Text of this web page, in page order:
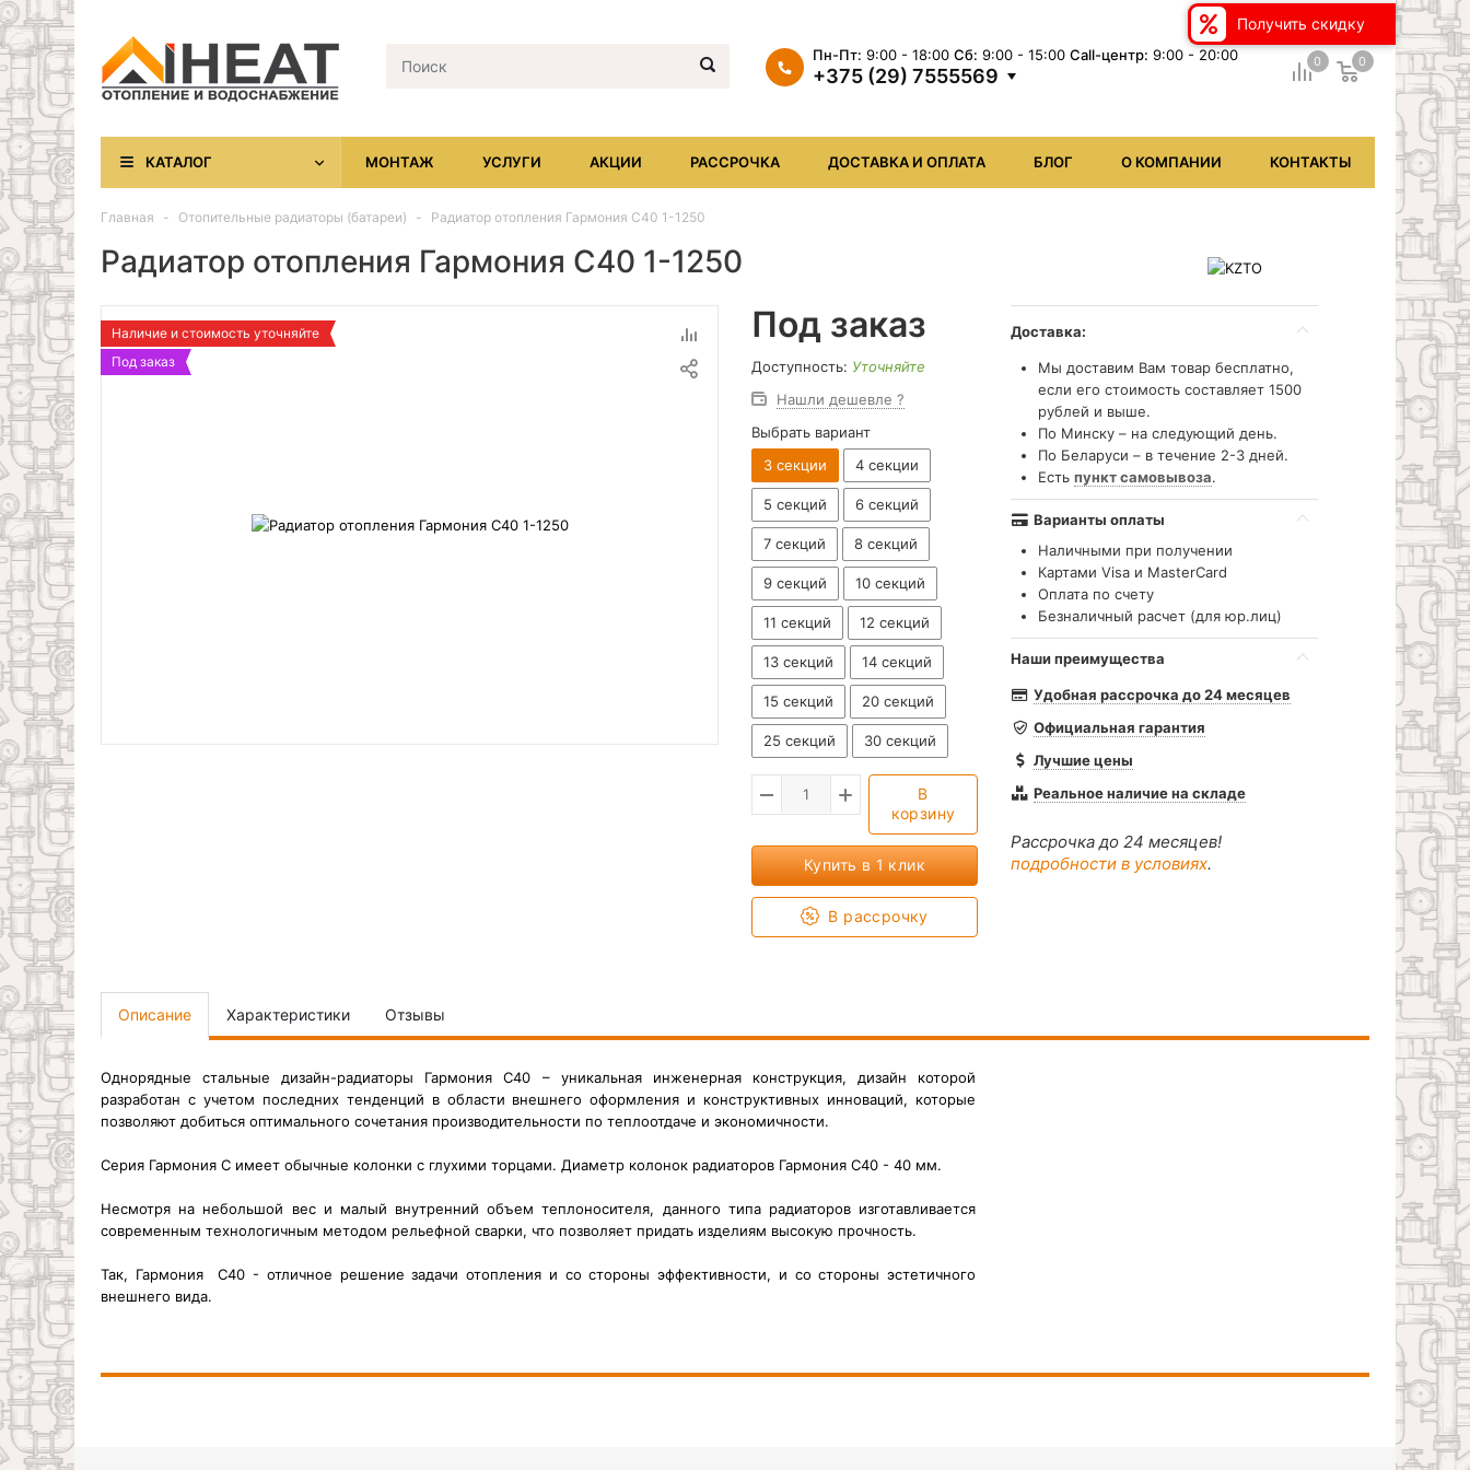
Пн-Пт: 9:00 - 18:00 Сб: 9:00 - 15:00 Сall-центр: 9:00 - 20:00
+375 (29) 7555569
+375 (17) XXX
КАТАЛОГ МОНТАЖ УСЛУГИ АКЦИИ РАССРОЧКА ДОСТАВКА И ОПЛАТА БЛОГ О КОМПАНИИ КОНТАКТЫ
0 0
Главная Отопительные радиаторы (батареи) Радиатор отопления Гармония C40 1-1250
Радиатор отопления Гармония C40 1-1250
Наличие и стоимость уточняйте
Под заказ
Под заказ
Доступность: Уточняйте
Нашли дешевле ?
Выбрать вариант
3 секции
4 секции
5 секций 6 секций
7 секций 8 секций
9 секций 10 секций
11 секций 12 секций
13 секций 14 секций
15 секций 20 секций
25 секций 30 секций
В
корзину
Купить в 1 клик
В рассрочку
Доставка:
Мы доставим Вам товар бесплатно,
если его стоимость составляет 1500
рублей и выше.
По Минску – на следующий день.
По Беларуси – в течение 2-3 дней.
Есть пункт самовывоза.
Варианты оплаты
Наличными при получении
Картами Visa и MasterCard
Оплата по счету
Безналичный расчет (для юр.лиц)
Наши преимущества
Удобная рассрочка до 24 месяцев
Официальная гарантия
Лучшие цены
Реальное наличие на складе
Рассрочка до 24 месяцев!
подробности в условиях.
Описание Характеристики Отзывы
Однорядные стальные дизайн-радиаторы Гармония С40 – уникальная инженерная конструкция, дизайн которой
разработан с учетом последних тенденций в области внешнего оформления и конструктивных инноваций, которые
позволяют добиться оптимального сочетания производительности по теплоотдаче и экономичности.
Серия Гармония С имеет обычные колонки с глухими торцами. Диаметр колонок радиаторов Гармония С40 - 40 мм.
Несмотря на небольшой вес и малый внутренний объем теплоносителя, данного типа радиаторов изготавливается
современным технологичным методом рельефной сварки, что позволяет придать изделиям высокую прочность.
Так, Гармония С40 - отличное решение задачи отопления и со стороны эффективности, и со стороны эстетичного
внешнего вида.
Получить скидку